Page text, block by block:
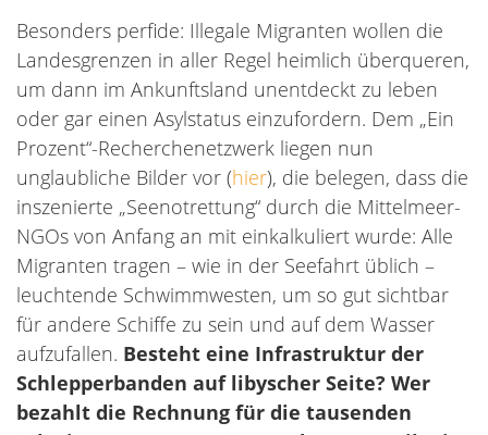
Besonders perfide: Illegale Migranten wollen die
Landesgrenzen in aller Regel heimlich überqueren,
um dann im Ankunftsland unentdeckt zu leben
oder gar einen Asylstatus einzufordern. Dem „Ein
Prozent“-Recherchenetzwerk liegen nun
unglaubliche Bilder vor (hier), die belegen, dass die
inszenierte „Seenotrettung“ durch die Mittelmeer-
NGOs von Anfang an mit einkalkuliert wurde: Alle
Migranten tragen – wie in der Seefahrt üblich –
leuchtende Schwimmwesten, um so gut sichtbar
für andere Schiffe zu sein und auf dem Wasser
aufzufallen. Besteht eine Infrastruktur der
Schlepperbanden auf libyscher Seite? Wer
bezahlt die Rechnung für die tausenden